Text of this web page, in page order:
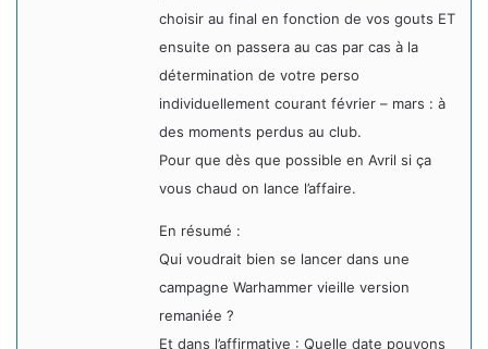
choisir au final en fonction de vos gouts ET
ensuite on passera au cas par cas à la
détermination de votre perso
individuellement courant février – mars : à
des moments perdus au club.
Pour que dès que possible en Avril si ça
vous chaud on lance l’affaire.
En résumé :
Qui voudrait bien se lancer dans une
campagne Warhammer vieille version
remaniée ?
Et dans l’affirmative : Quelle date pouvons